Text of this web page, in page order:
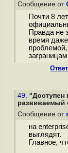
Сообщение от
Почти 8
Правда не
время
49. "Доступен
развиваемый
Сообщение от
на
выглядят.
Главное,